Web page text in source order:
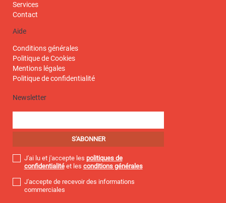
Services
Contact
Aide
Conditions générales
Politique de Cookies
Mentions légales
Politique de confidentialité
Newsletter
J'ai lu et j'accepte les politiques de
confidentialitéet les conditions générales
J'accepte de recevoir des informations
commerciales